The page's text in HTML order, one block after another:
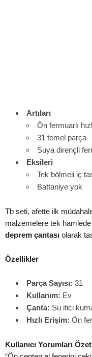
Artıları
Ön fermuarlı
31 temel parça
Suya dirençli
Eksileri
Tek bölmeli iç
Battaniye yok
Tb seti, afette ilk
malzemelere tek
deprem çantası olarak
Özellikler
Parça Sayısı: 31
Kullanım: Ev
Çanta: Su itici
Hızlı Erişim: Ön
Kullanıcı Yorumları